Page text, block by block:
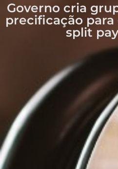
Governo cria
precificação
split